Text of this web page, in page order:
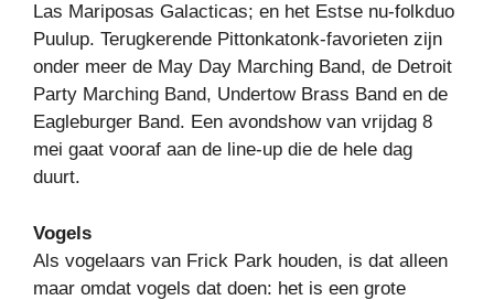
Las Mariposas Galacticas; en het Estse nu-folkduo
Puulup. Terugkerende Pittonkatonk-favorieten zijn
onder meer de May Day Marching Band, de Detroit
Party Marching Band, Undertow Brass Band en de
Eagleburger Band. Een avondshow van vrijdag 8
mei gaat vooraf aan de line-up die de hele dag
duurt.
Vogels
Als vogelaars van Frick Park houden, is dat alleen
maar omdat vogels dat doen: het is een grote